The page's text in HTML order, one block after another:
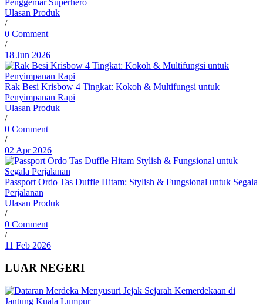
Ulasan Produk
/
0 Comment
/
18 Jun 2026
Rak Besi Krisbow 4 Tingkat: Kokoh & Multifungsi untuk
Penyimpanan Rapi
Ulasan Produk
/
0 Comment
/
02 Apr 2026
Passport Ordo Tas Duffle Hitam: Stylish & Fungsional untuk Segala
Perjalanan
Ulasan Produk
/
0 Comment
/
11 Feb 2026
LUAR NEGERI